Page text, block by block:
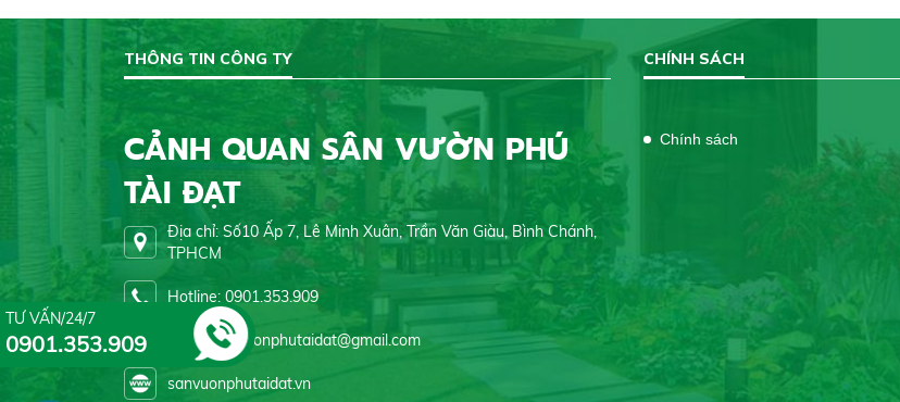
THÔNG TIN CÔNG TY
CẢNH QUAN SÂN VƯỜN PHÚ
TÀI ĐẠT
Địa chỉ: Số10 Ấp 7, Lê Minh Xuân, Trần Văn Giàu, Bình Chánh,
TPHCM
Hotline: 0901.353.909
Email: sanvuonphutaidat@gmail.com
sanvuonphutaidat.vn
CHÍNH SÁCH
Chính sách
TƯ VẤN/24/7
0901.353.909